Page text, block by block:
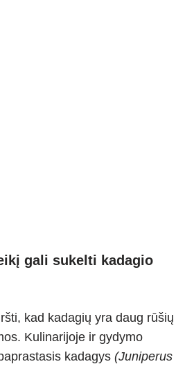
gali sukelti kadagio
kad kadagių yra daug rūšių
Kulinarijoje ir gydymo
kadagys (Juniperus